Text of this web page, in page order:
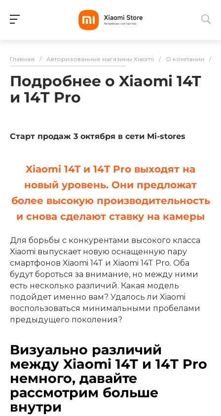
Разбейте
оплатуна части
Сегодня
Добавляйте товары
в корзину
Оплачивайте сегодня только
25% картой любого банка
Получайте товар
Оставшиеся75% будут
списыватьсяс вашей карты
по25%каждые 2 недели
Главная / Авторизованные магазины Xiaomi / О компании /
Подробнее о Xiaomi 14T
и 14T Pro
Старт продаж 3 октября в сети Mi-stores
Xiaomi 14T и 14T Pro выходят на
новый уровень. Они предложат
более высокую производительность
и снова сделают ставку на камеры
Для борьбы с конкурентами высокого класса
Xiaomi выпускает новую оснащенную пару
смартфонов Xiaomi 14T и Xiaomi 14T Pro. Оба
будут бороться за внимание, но между ними
есть несколько различий. Какая модель
подойдет именно вам? Удалось ли Xiaomi
воспользоваться минимальными пробелами
предыдущего поколения?
Визуально различий
между Xiaomi 14T и 14T Pro
немного, давайте
рассмотрим больше
внутри